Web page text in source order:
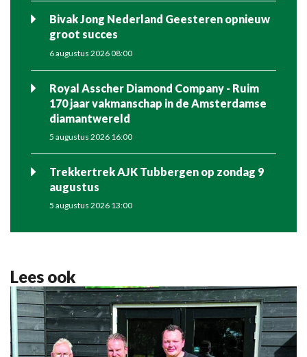
Bivak Jong Nederland Geesteren opnieuw
groot succes
6 augustus 2026 08:00
Royal Asscher Diamond Company - Ruim
170 jaar vakmanschap in de Amsterdamse
diamantwereld
5 augustus 2026 16:00
Trekkertrek AJK Tubbergen op zondag 9
augustus
5 augustus 2026 13:00
Lees ook